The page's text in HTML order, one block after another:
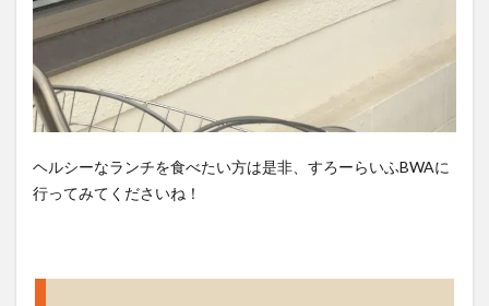
ヘルシーなランチを食べたい方は是非、すろーらいふBWAに
行ってみてくださいね！